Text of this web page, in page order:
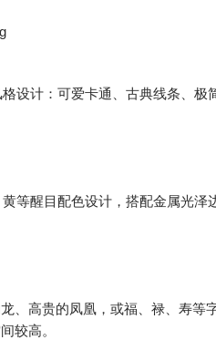
设计：可爱卡通、古典线条、极
等醒目配色设计，搭配金属光泽
、高贵的凤凰，或福、禄、寿等
较高。